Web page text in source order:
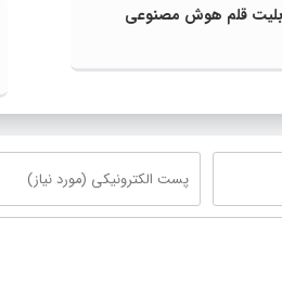
قلم هوش مصنوعی